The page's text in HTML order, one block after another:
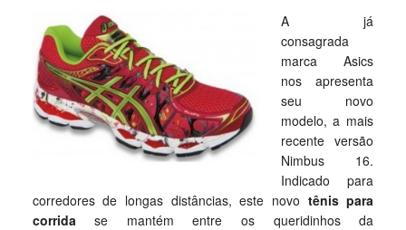
A já
consagrada
marca Asics
nos apresenta
seu novo
modelo, a mais
recente versão
Nimbus 16.
Indicado para
corredores de longas distâncias, este novo tênis para
corridase mantém entre os queridinhos da